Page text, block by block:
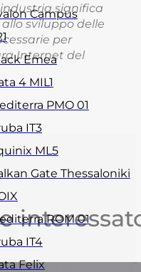
Campus
Emea
4 MIL1
PMO 01
IT3
ML5
Gate Thessaloniki
ROM 01
IT4
Felix
significa
sviluppo delle
per
Internet del